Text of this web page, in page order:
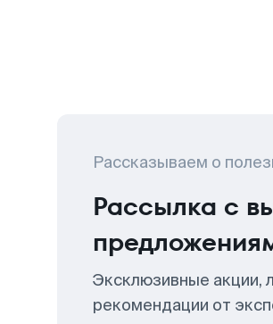
Рассказываем о
Рассылка с
Эксклюзивные акции,
рекомендации от